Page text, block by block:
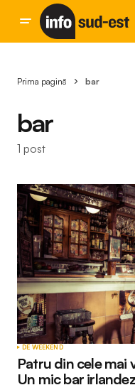
Prima pagină bar
bar
1 post
DE WEEKEND
Patru din cele mai
Un mic bar